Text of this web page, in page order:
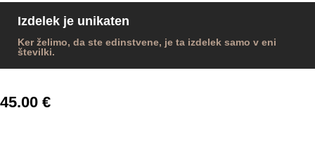
Izdelek je unikaten
Ker želimo, da ste edinstvene, je ta izdelek samo v eni
številki.
45.00 €